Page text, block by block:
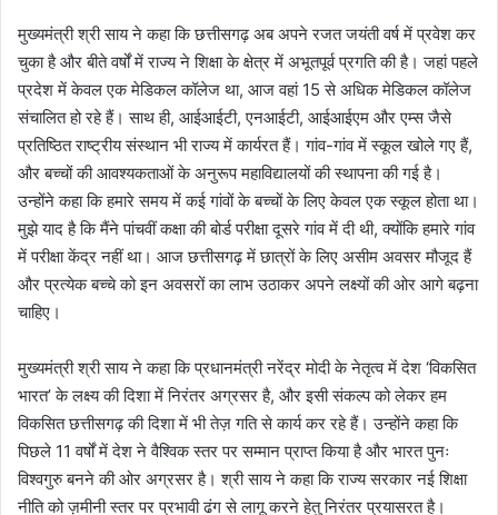
मुख्यमंत्री श्री साय ने कहा कि छत्तीसगढ़ अब अपने रजत जयंती वर्ष में प्रवेश कर
चुका है और बीते वर्षों में राज्य ने शिक्षा के क्षेत्र में अभूतपूर्व प्रगति की है। जहां पहले
प्रदेश में केवल एक मेडिकल कॉलेज था, आज वहां 15 से अधिक मेडिकल कॉलेज
संचालित हो रहे हैं। साथ ही, आईआईटी, एनआईटी, आईआईएम और एम्स जैसे
प्रतिष्ठित राष्ट्रीय संस्थान भी राज्य में कार्यरत हैं। गांव-गांव में स्कूल खोले गए हैं,
और बच्चों की आवश्यकताओं के अनुरूप महाविद्यालयों की स्थापना की गई है।
उन्होंने कहा कि हमारे समय में कई गांवों के बच्चों के लिए केवल एक स्कूल होता था।
मुझे याद है कि मैंने पांचवीं कक्षा की बोर्ड परीक्षा दूसरे गांव में दी थी, क्योंकि हमारे गांव
में परीक्षा केंद्र नहीं था। आज छत्तीसगढ़ में छात्रों के लिए असीम अवसर मौजूद हैं
और प्रत्येक बच्चे को इन अवसरों का लाभ उठाकर अपने लक्ष्यों की ओर आगे बढ़ना
चाहिए।
मुख्यमंत्री श्री साय ने कहा कि प्रधानमंत्री नरेंद्र मोदी के नेतृत्व में देश ‘विकसित
भारत’ के लक्ष्य की दिशा में निरंतर अग्रसर है, और इसी संकल्प को लेकर हम
विकसित छत्तीसगढ़ की दिशा में भी तेज़ गति से कार्य कर रहे हैं। उन्होंने कहा कि
पिछले 11 वर्षों में देश ने वैश्विक स्तर पर सम्मान प्राप्त किया है और भारत पुनः
विश्वगुरु बनने की ओर अग्रसर है। श्री साय ने कहा कि राज्य सरकार नई शिक्षा
नीति को ज़मीनी स्तर पर प्रभावी ढंग से लागू करने हेतु निरंतर प्रयासरत है।